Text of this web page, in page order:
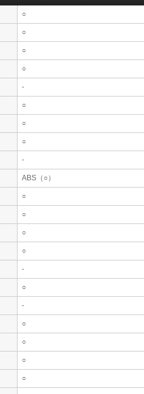
○
○
○
○
-
○
○
○
-
ABS（○）
○
○
○
○
-
○
-
○
○
○
○